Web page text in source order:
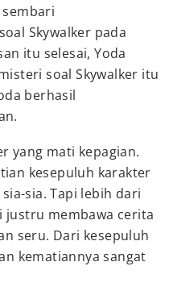
Skywalker pada
itu selesai, Yoda
soal Skywalker itu
berhasil
yang mati kepagian.
kesepuluh karakter
sia. Tapi lebih dari
justru membawa cerita
seru. Dari kesepuluh
kematiannya sangat